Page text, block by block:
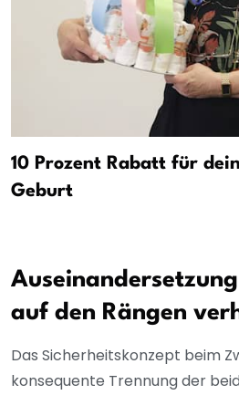
10 Prozent Rabatt für
Geburt
auf den Rängen
Das Sicherheitskonzept beim
konsequente Trennung der